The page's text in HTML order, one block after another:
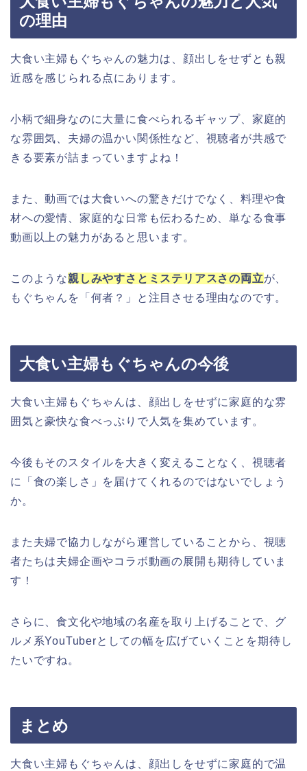
の理由
大食い主婦もぐちゃんの魅力は、顔出しをせずとも親
近感を感じられる点にあります。
小柄で細身なのに大量に食べられるギャップ、家庭的
な雰囲気、夫婦の温かい関係性など、視聴者が共感で
きる要素が詰まっていますよね！
また、動画では大食いへの驚きだけでなく、料理や食
材への愛情、家庭的な日常も伝わるため、単なる食事
動画以上の魅力があると思います。
このような親しみやすさとミステリアスさの両立が、
もぐちゃんを「何者？」と注目させる理由なのです。
大食い主婦もぐちゃんの今後
大食い主婦もぐちゃんは、顔出しをせずに家庭的な雰
囲気と豪快な食べっぷりで人気を集めています。
今後もそのスタイルを大きく変えることなく、視聴者
に「食の楽しさ」を届けてくれるのではないでしょう
か。
また夫婦で協力しながら運営していることから、視聴
者たちは夫婦企画やコラボ動画の展開も期待していま
す！
さらに、食文化や地域の名産を取り上げることで、グ
ルメ系YouTuberとしての幅を広げていくことを期待し
たいですね。
まとめ
大食い主婦もぐちゃんは、顔出しをせずに家庭的で温